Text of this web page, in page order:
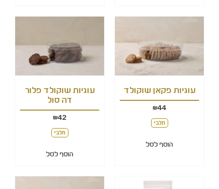
עוגיות פקאן שוקולד
44
₪
חלבי
הוסף לסל
עוגיות שוקולד פלור
דה סול
42
₪
חלבי
הוסף לסל